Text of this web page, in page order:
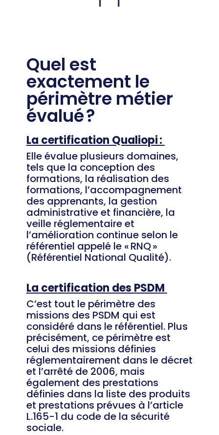
Quel est
exactement le
périmètre métier
évalué ?
La certification Qualiopi :
Elleévalue plusieurs domaines,
tels que la conception des
formations, la réalisation des
formations, l’accompagnement
des apprenants, la gestion
administrative et financière, la
veille réglementaire et
l’amélioration continue selon le
référentiel appelé le « RNQ »
(Référentiel National Qualité).
La certification des PSDM
C’est tout le périmètre des
missions des PSDM qui est
considéré dans le référentiel. Plus
précisément, ce périmètre est
celui des missions définies
réglementairement dans le décret
et l’arrêté de 2006, mais
également des prestations
définies dans la liste des produits
et prestations prévues à l’article
L.165-1 du code de la sécurité
sociale.